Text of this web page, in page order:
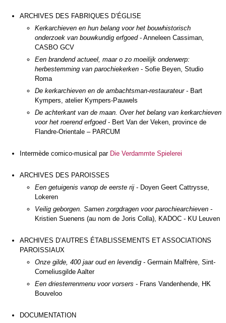
ARCHIVES DES FABRIQUES D’ÉGLISE
Kerkarchieven en hun belang voor het bouwhistorisch
onderzoek van bouwkundig erfgoed- Anneleen Cassiman,
CASBO GCV
Een brandend actueel, maar o zo moeilijk onderwerp:
herbestemming van parochiekerken- Sofie Beyen, Studio
Roma
De kerkarchieven en de ambachtsman-restaurateur- Bart
Kympers, atelier Kympers-Pauwels
De achterkant van de maan. Over het belang van kerkarchieven
voor het roerend erfgoed- Bert Van der Veken, province de
Flandre-Orientale – PARCUM
Intermède comico-musical par Die Verdammte Spielerei
ARCHIVES DES PAROISSES
Een getuigenis vanop de eerste rij- Doyen Geert Cattrysse,
Lokeren
Veilig geborgen. Samen zorgdragen voor parochiearchieven-
Kristien Suenens (au nom de Joris Colla), KADOC - KU Leuven
ARCHIVES D’AUTRES ÉTABLISSEMENTS ET ASSOCIATIONS
PAROISSIAUX
Onze gilde, 400 jaar oud en levendig- Germain Malfrère, Sint-
Corneliusgilde Aalter
Een driesterrenmenu voor vorsers - Frans Vandenhende, HK
Bouveloo
DOCUMENTATION